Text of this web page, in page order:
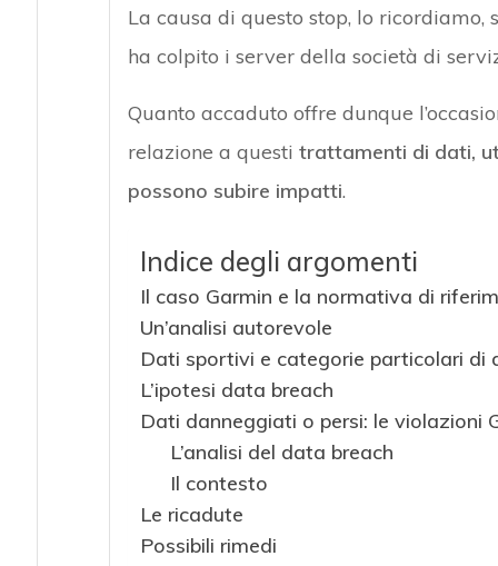
La causa di questo stop, lo
ha colpito i server della società di
Quanto accaduto offre dunque
relazione a questi trattamenti di dati,
possono subire impatti.
Indice degli argomenti
Il caso Garmin e la normativa di
Un’analisi autorevole
Dati sportivi e categorie particolari di
L’ipotesi data breach
Dati danneggiati o persi: le violazioni
L’analisi del data breach
Il contesto
Le ricadute
Possibili rimedi